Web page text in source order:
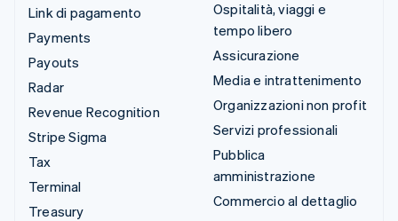
Link di pagamento
Payments
Payouts
Radar
Revenue Recognition
Stripe Sigma
Tax
Terminal
Treasury
Ospitalità, viaggi e
tempo libero
Assicurazione
Media e intrattenimento
Organizzazioni non profit
Servizi professionali
Pubblica
amministrazione
Commercio al dettaglio